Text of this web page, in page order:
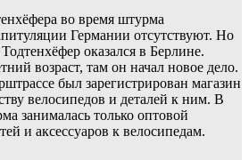
во время штурма
Германии отсутствуют. Но
оказался в Берлине.
возраст, там он начал новое дело.
был зарегистрирован магазин
велосипедов и деталей к ним. В
занималась только оптовой
и аксессуаров к велосипедам.